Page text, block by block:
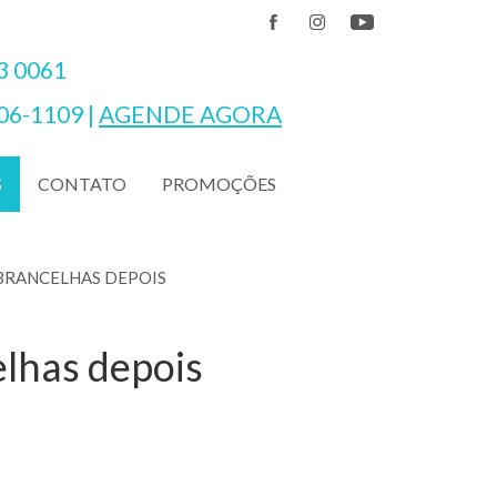
0061
1109 | AGENDE AGORA
CONTATO PROMOÇÕES
DEPOIS
depois